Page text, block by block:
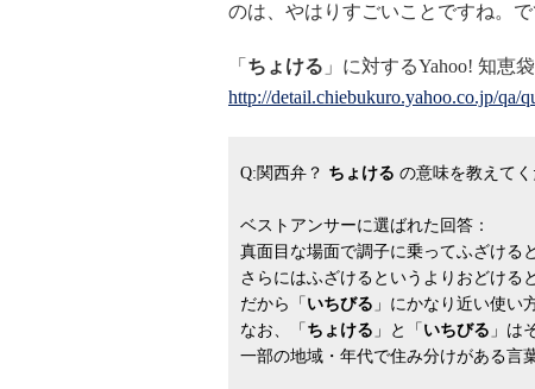
のは、やはりすごいことですね。で
「 ちょける 」に対するYahoo! 知恵袋
http://detail.chiebukuro.yahoo.co.jp/qa/
Q:関西弁？ ちょける の意味を教えて
ベストアンサーに選ばれた回答：
真面目な場面で調子に乗ってふざける
さらにはふざけるというよりおどける
だから「 いちびる 」にかなり近い使い
なお、「 ちょける 」と「 いちびる 」は
一部の地域・年代で住み分けがある言